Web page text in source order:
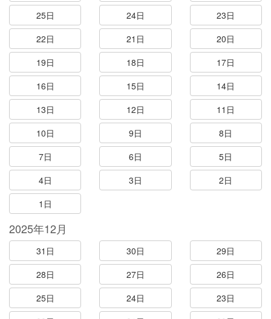
25日 24日
23日
22日
21日
20日
19日
18日
17日
16日
15日
14日
13日
12日
11日
10日
9日
8日
7日
6日
5日
4日
3日
2日
1日
2025年12月
31日 30日
29日
28日
27日
26日
25日
24日
23日